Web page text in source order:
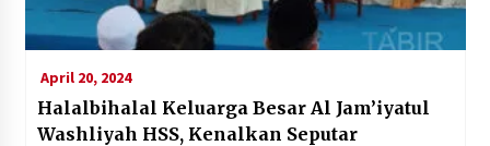
April 20, 2024
Halalbihalal Keluarga Besar Al Jam’iyatul
Washliyah HSS, Kenalkan Seputar